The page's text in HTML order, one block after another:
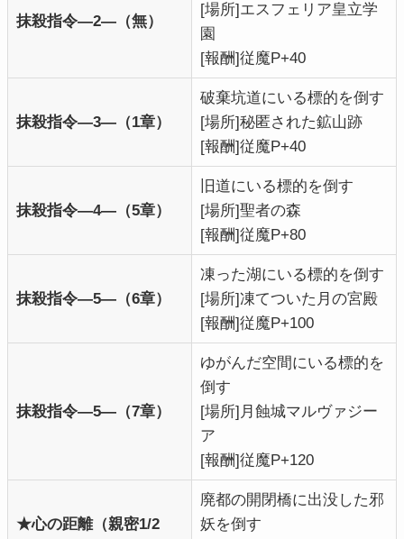
抹殺指令―2―（無）
[場所]エスフェリア皇立学
園
[報酬]従魔P+40
抹殺指令―3―（1章）
破棄坑道にいる標的を倒す
[場所]秘匿された鉱山跡
[報酬]従魔P+40
抹殺指令―4―（5章）
旧道にいる標的を倒す
[場所]聖者の森
[報酬]従魔P+80
抹殺指令―5―（6章）
凍った湖にいる標的を倒す
[場所]凍てついた月の宮殿
[報酬]従魔P+100
抹殺指令―5―（7章）
ゆがんだ空間にいる標的を
倒す
[場所]月蝕城マルヴァジー
ア
[報酬]従魔P+120
★心の距離（親密1/2
廃都の開閉橋に出没した邪
妖を倒す